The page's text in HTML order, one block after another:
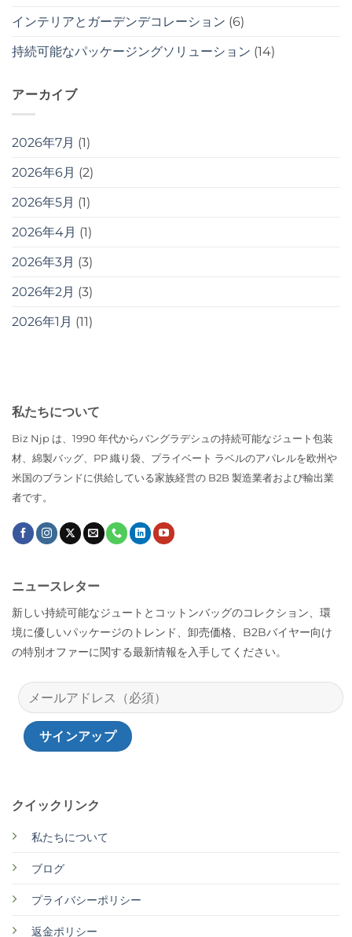
インテリアとガーデンデコレーション (6)
持続可能なパッケージングソリューション (14)
アーカイブ
2026年7月 (1)
2026年6月 (2)
2026年5月 (1)
2026年4月 (1)
2026年3月 (3)
2026年2月 (3)
2026年1月 (11)
私たちについて
Biz Njp は、1990 年代からバングラデシュの持続可能なジュート包装
材、綿製バッグ、PP 織り袋、プライベート ラベルのアパレルを欧州や
米国のブランドに供給している家族経営の B2B 製造業者および輸出業
者です。
クイックリンク
私たちについて
ブログ
プライバシーポリシー
返金ポリシー
ニュースレター
新しい持続可能なジュートとコットンバッグのコレクション、環
境に優しいパッケージのトレンド、卸売価格、B2Bバイヤー向け
の特別オファーに関する最新情報を入手してください。